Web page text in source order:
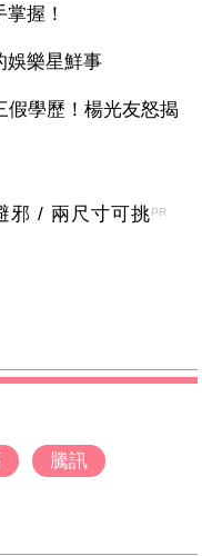
握！
樂星鮮事
假學歷！楊光友怒揭
邪 / 兩尺寸可挑PR
騰訊